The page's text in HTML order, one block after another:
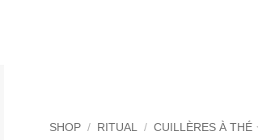
SHOP / RITUAL / CUILLÈRES À THÉ